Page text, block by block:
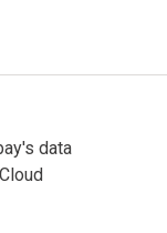
data